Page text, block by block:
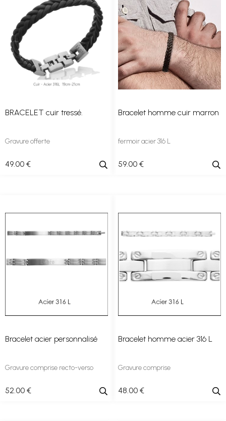
BRACELET cuir tressé.
Gravure offerte
49.00 €
Bracelet homme cuir marron
fermoir acier 316 L
59.00 €
Bracelet acier personnalisé
Gravure comprise recto-verso
52 .00 €
Bracelet homme acier 316 L
Gravure comprise
48 .00 €